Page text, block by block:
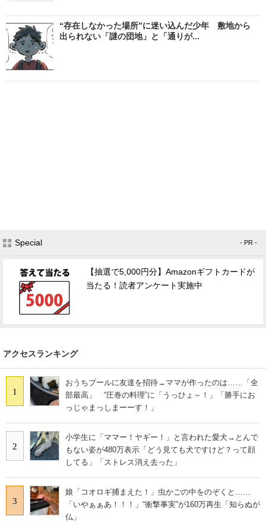
“存在しなかった場所”に迷い込んだ少年 敷地から
出られない「謎の団地」と「通りが...
Special - PR -
【抽選で5,000円分】Amazonギフトカードが
当たる！読者アンケート実施中
アクセスランキング
1
おうちプールに友達を招待→ママが作ったのは……「全
部最高」 “圧巻の料理”に「うっひょ～！」「勝手にお
っじゃまっしまーーす！」
2
小学生に「ママー！ヤギー！」と言われた愛犬→とんで
もない姿が480万表示「どう見ても犬ですけど？って顔
してる」「ストレス消え去った」
3
娘「コオロギ捕まえた！」虫かごの中をのぞくと……
「いやぁぁあ！！！」“衝撃事実”が160万再生「知らぬが
仏」